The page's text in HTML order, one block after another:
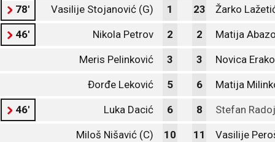
78' Vasilije Stojanović (G) 1 23 Žarko
46' Nikola Petrov 2 2 Matija
Meris Pelinković 3 3 Novica
Đorđe Leković 5 6 Matija
46' Luka Dacić 6 8 Stefan
Miloš Nišavić (C) 10 11 Vasilije